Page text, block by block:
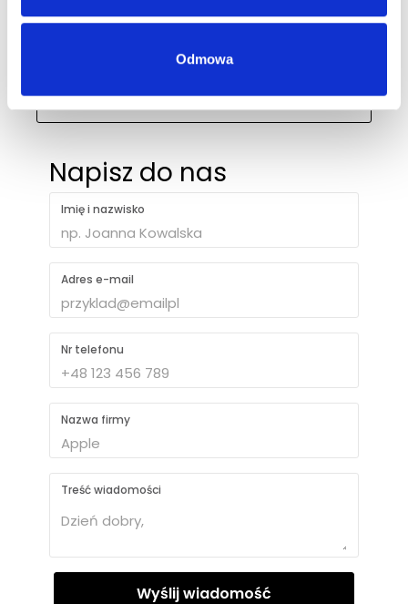
Odmowa
+48 694 403 787
Napisz do nas
Imię i nazwisko
Adres e-mail
Nr telefonu
Nazwa firmy
Treść wiadomości